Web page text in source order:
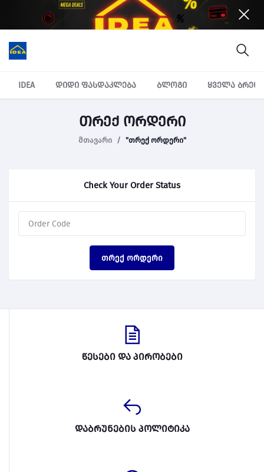
IDEA დიდი ფასდაკლება ბლოგი ყველა
თრექ ორდერი
მთავარი "თრექ ორდერი"
Check Your Order Status
თრექ ორდერი
წესები და პირობები
დაბრუნების პოლიტიკა